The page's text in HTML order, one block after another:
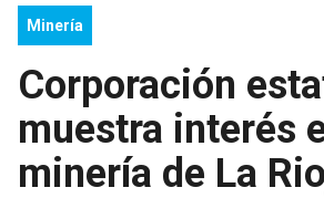
Minería
Corporación
muestra interés
minería de La